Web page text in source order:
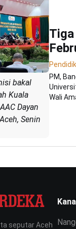
bakal
Kuala
Dayan
Senin
PM,
Wali
seputar Aceh